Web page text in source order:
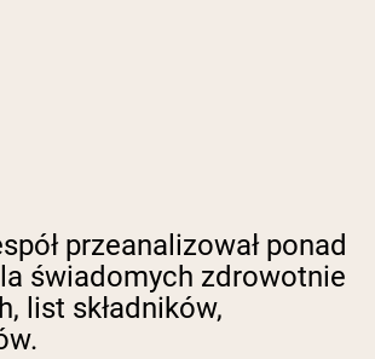
przeanalizował ponad
świadomych zdrowotnie
list składników,